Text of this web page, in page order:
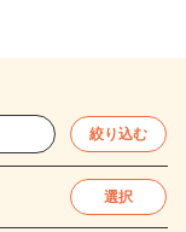
絞り込む
選択